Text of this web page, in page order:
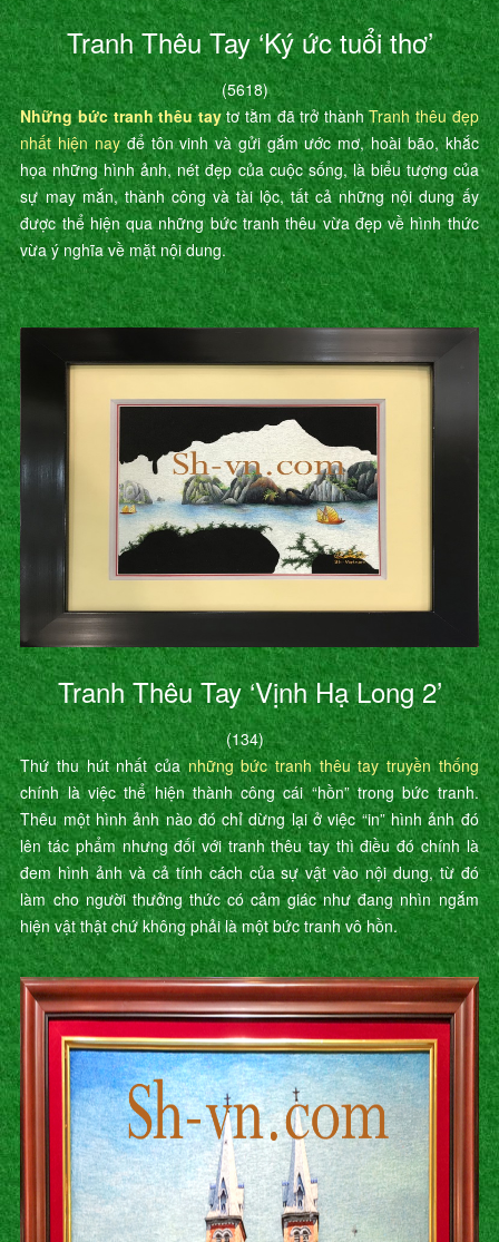
Tranh Thêu Tay ‘Ký ức tuổi thơ’
(5618)
Những bức tranh thêu taytơ tằm đã trở thànhTranh thêu đẹp
nhất hiện nayđể tôn vinh và gửi gắm ước mơ, hoài bão, khắc
họa những hình ảnh, nét đẹp của cuộc sống, là biểu tượng của
sự may mắn, thành công và tài lộc, tất cả những nội dung ấy
được thể hiện qua những bức tranh thêu vừa đẹp về hình thức
vừa ý nghĩa về mặt nội dung.
Tranh Thêu Tay ‘Vịnh Hạ Long 2’
(134)
Thứ thu hút nhất củanhững bức tranh thêu tay truyền thống
chính là việc thể hiện thành công cái “hồn” trong bức tranh.
Thêu một hình ảnh nào đó chỉ dừng lại ở việc “in” hình ảnh đó
lên tác phẩm nhưng đối với tranh thêu tay thì điều đó chính là
đem hình ảnh và cả tính cách của sự vật vào nội dung, từ đó
làm cho người thưởng thức có cảm giác như đang nhìn ngắm
hiện vật thật chứ không phải là một bức tranh vô hồn.